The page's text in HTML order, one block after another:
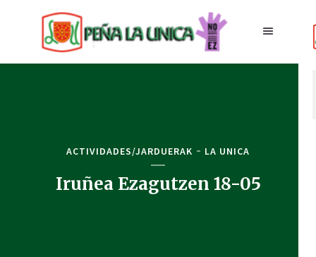
ACTIVIDADES/JARDUERAK LA UNICA
Iruñea Ezagutzen 18-05